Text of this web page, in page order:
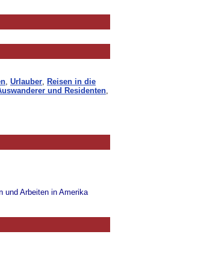
, Urlauber, Reisen in die
und Residenten,
und Arbeiten in Amerika